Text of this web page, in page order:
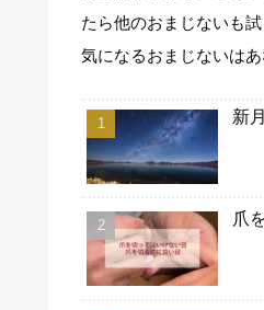
たら他のおまじないも試
気になるおまじないは
新
爪